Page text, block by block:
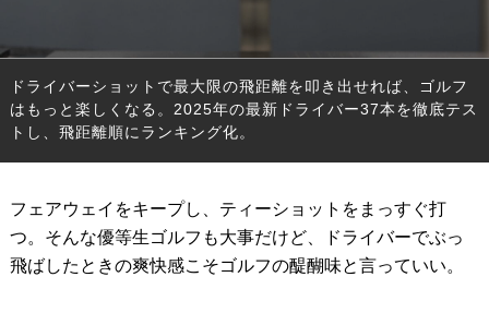
ドライバーショットで最大限の飛距離を叩き出せれば、ゴルフ
はもっと楽しくなる。2025年の最新ドライバー37本を徹底テス
トし、飛距離順にランキング化。
フェアウェイをキープし、ティーショットをまっすぐ打
つ。そんな優等生ゴルフも大事だけど、ドライバーでぶっ
飛ばしたときの爽快感こそゴルフの醍醐味と言っていい。
DRIVERS
FAIRWAY WOODS フェアウェイウッド
HYBRIDS ハイブリッド
WEDGES ウェッジ
PUTTERS